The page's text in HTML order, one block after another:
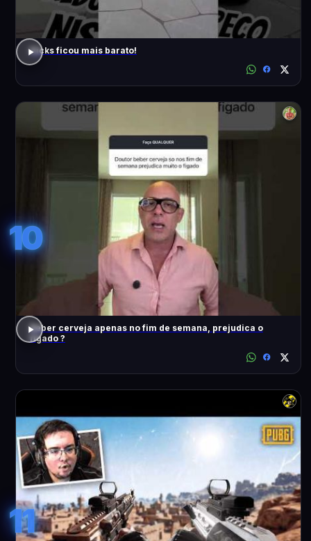
Kicks ficou mais barato!
10
Beber cerveja apenas no fim de semana, prejudica o
fígado ?
11